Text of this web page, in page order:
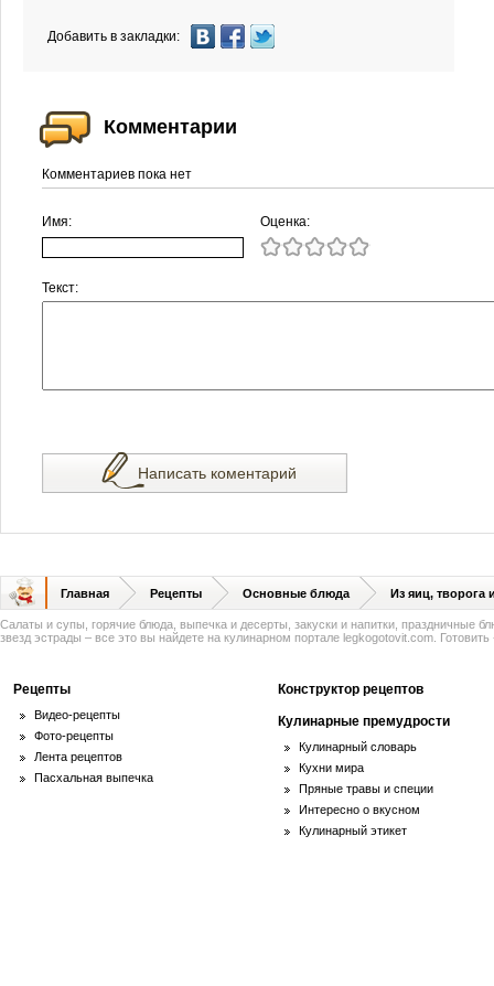
Добавить в закладки:
Комментарии
Комментариев пока нет
Имя: Оценка:
Текст:
Написать коментарий
Главная Рецепты Основные блюда Из яиц, творога
Салаты и супы, горячие блюда, выпечка и десерты, закуски и напитки, праздничные
звезд эстрады – все это вы найдете на кулинарном портале legkogotovit.com. Готовить
Рецепты
Видео-рецепты
Фото-рецепты
Лента рецептов
Пасхальная выпечка
Конструктор рецептов
Кулинарные премудрости
Кулинарный словарь
Кухни мира
Пряные травы и специи
Интересно о вкусном
Кулинарный этикет